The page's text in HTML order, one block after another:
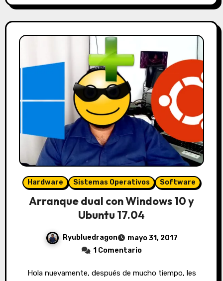
Hardware Sistemas Operativos Software
Arranque dual con Windows 10 y
Ubuntu 17.04
Ryubluedragon
mayo 31, 2017
1 Comentario
Hola nuevamente, después de mucho tiempo, les